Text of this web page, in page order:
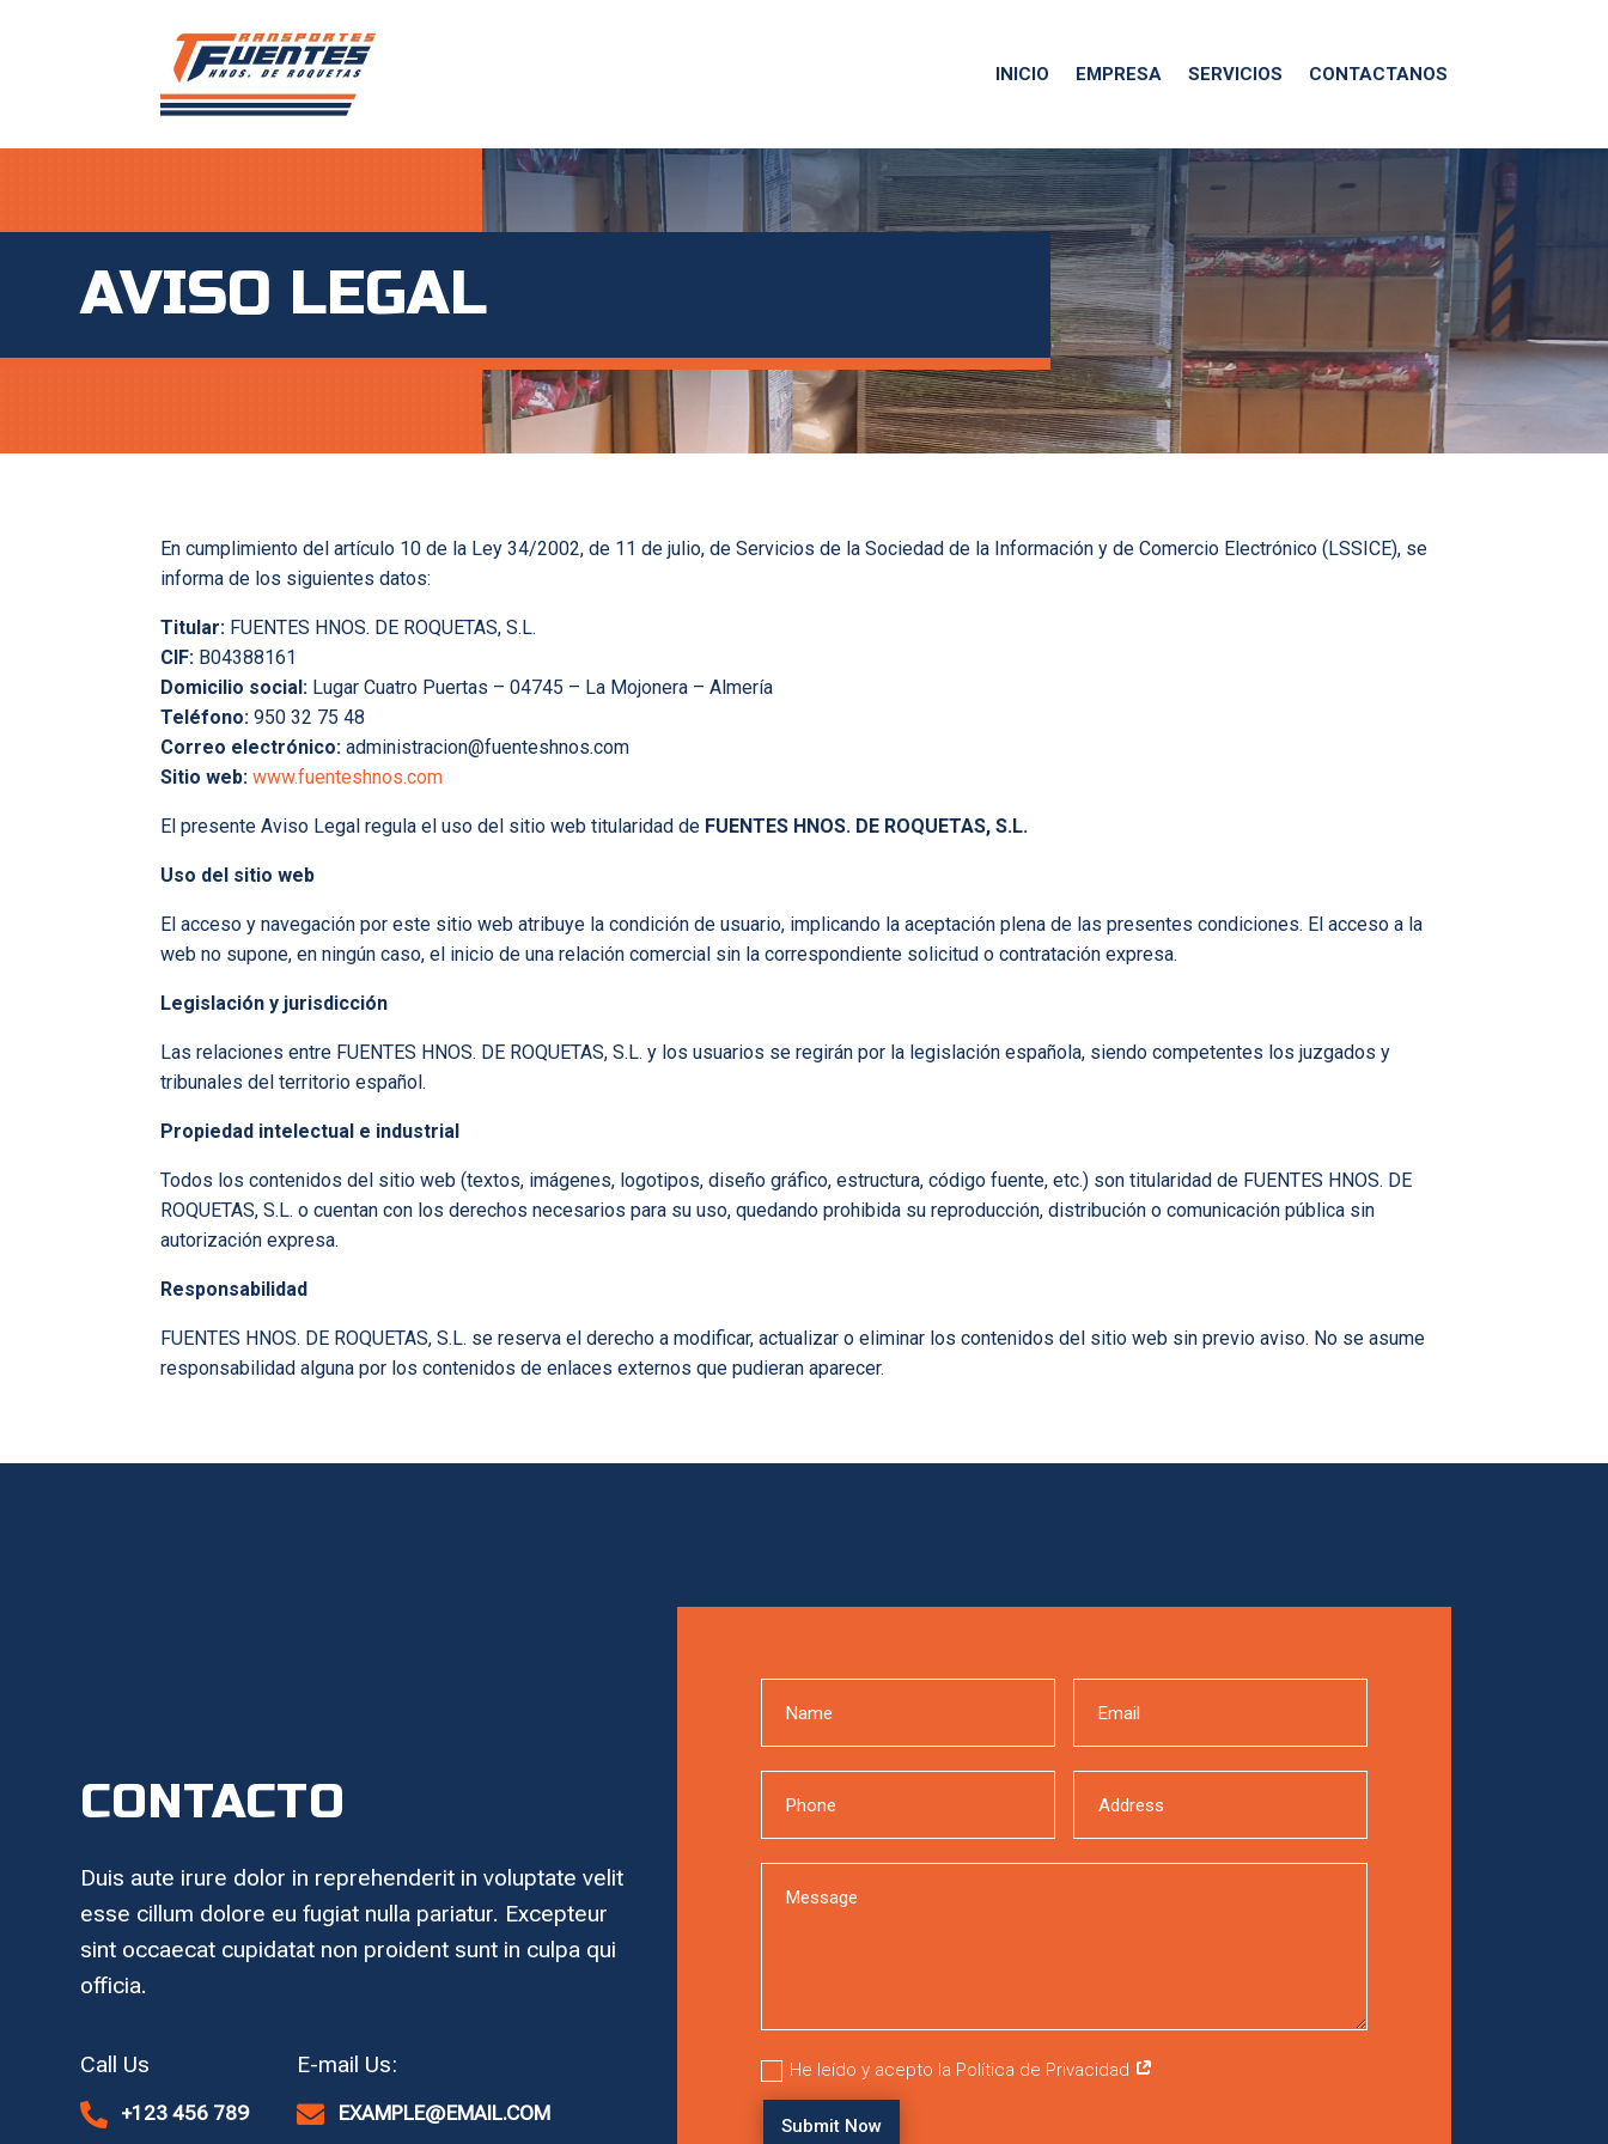
INICIO EMPRESA SERVICIOS CONTACTANOS
AVISO LEGAL
En cumplimiento del artículo 10 de la Ley 34/2002, de 11 de julio, de Servicios de la Sociedad de la Información y de Comercio Electrónico (LSSICE), se
informa de los siguientes datos:
Titular: FUENTES HNOS. DE ROQUETAS, S.L.
CIF: B04388161
Domicilio social: Lugar Cuatro Puertas – 04745 – La Mojonera – Almería
Teléfono: 950 32 75 48
Correo electrónico: administracion@fuenteshnos.com
Sitio web: www.fuenteshnos.com
El presente Aviso Legal regula el uso del sitio web titularidad de FUENTES HNOS. DE ROQUETAS, S.L.
Uso del sitio web
El acceso y navegación por este sitio web atribuye la condición de usuario, implicando la aceptación plena de las presentes condiciones. El acceso a la
web no supone, en ningún caso, el inicio de una relación comercial sin la correspondiente solicitud o contratación expresa.
Legislación y jurisdicción
Las relaciones entre FUENTES HNOS. DE ROQUETAS, S.L. y los usuarios se regirán por la legislación española, siendo competentes los juzgados y
tribunales del territorio español.
Propiedad intelectual e industrial
Todos los contenidos del sitio web (textos, imágenes, logotipos, diseño gráfico, estructura, código fuente, etc.) son titularidad de FUENTES HNOS. DE
ROQUETAS, S.L. o cuentan con los derechos necesarios para su uso, quedando prohibida su reproducción, distribución o comunicación pública sin
autorización expresa.
Responsabilidad
FUENTES HNOS. DE ROQUETAS, S.L. se reserva el derecho a modificar, actualizar o eliminar los contenidos del sitio web sin previo aviso. No se asume
responsabilidad alguna por los contenidos de enlaces externos que pudieran aparecer.
CONTACTO
Duis aute irure dolor in reprehenderit in voluptate velit
esse cillum dolore eu fugiat nulla pariatur. Excepteur
sint occaecat cupidatat non proident sunt in culpa qui
officia.
 +123 456 789  EXAMPLE@EMAIL.COM
He leído y acepto la Política de Privacidad
Submit Now